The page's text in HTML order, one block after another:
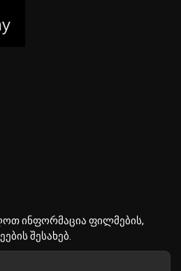
ინფორმაცია ფილმების,
შესახებ.